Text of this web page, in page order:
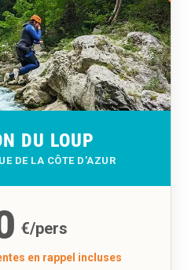
DU LOUP
DE LA CÔTE D’AZUR
€/pers
en rappel incluses